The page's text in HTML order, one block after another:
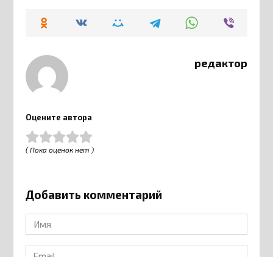
редактор
Оцените автора
( Пока оценок нет )
Добавить комментарий
Имя
*
Email